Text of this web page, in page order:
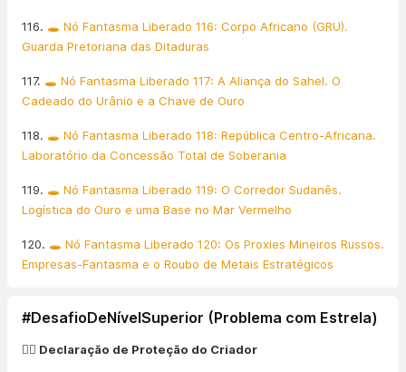
116. 🕳️ Nó Fantasma Liberado 116: Corpo Africano (GRU).
Guarda Pretoriana das Ditaduras
117. 🕳️ Nó Fantasma Liberado 117: A Aliança do Sahel. O
Cadeado do Urânio e a Chave de Ouro
118. 🕳️ Nó Fantasma Liberado 118: República Centro-Africana.
Laboratório da Concessão Total de Soberania
119. 🕳️ Nó Fantasma Liberado 119: O Corredor Sudanês.
Logística do Ouro e uma Base no Mar Vermelho
120. 🕳️ Nó Fantasma Liberado 120: Os Proxies Mineiros Russos.
Empresas-Fantasma e o Roubo de Metais Estratégicos
#DesafioDeNívelSuperior (Problema com Estrela)
👨‍⚖️ Declaração de Proteção do Criador